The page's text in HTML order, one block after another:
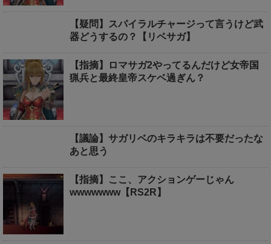
【疑問】スパイラルチャージって言うけど武
器どうするの？【リベサガ】
【指摘】ロマサガ2やってるんだけど女帝国
猟兵と最終皇帝スケベ過ぎん？
【議論】サガリベのキラキラは不要だったな
あと思う
【指摘】ここ、アクションゲーじゃん
wwwwwww【RS2R】